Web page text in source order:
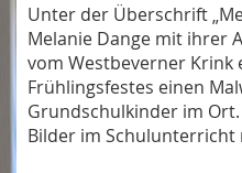
Unter der Überschrift
Melanie Dange mit ihrer
vom Westbeverner Krink
Frühlingsfestes einen
Grundschulkinder im
Bilder im Schulunterricht